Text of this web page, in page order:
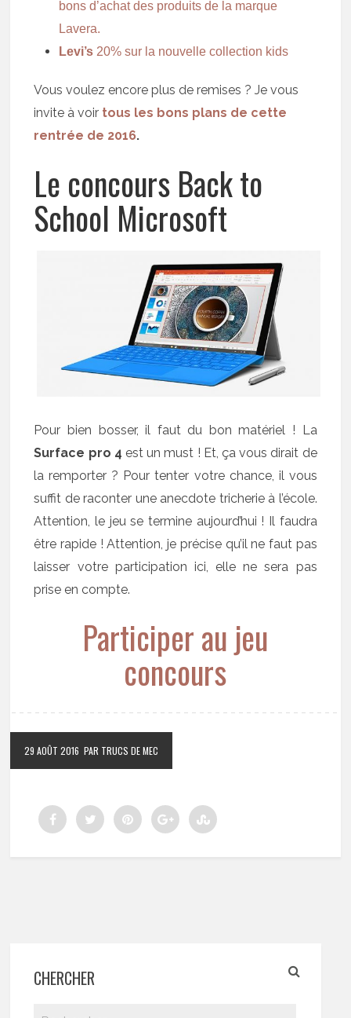
bons d’achat des produits de la marque
Lavera.
Levi’s 20% sur la nouvelle collection kids
Vous voulez encore plus de remises ? Je vous
invite à voir tous les bons plans de cette
rentrée de 2016.
Le concours Back to
School Microsoft
Pour bien bosser, il faut du bon matériel ! La
Surface pro 4 est un must ! Et, ça vous dirait de
la remporter ? Pour tenter votre chance, il vous
suffit de raconter une anecdote tricherie à l’école.
Attention, le jeu se termine aujourd’hui ! Il faudra
être rapide ! Attention, je précise qu’il ne faut pas
laisser votre participation ici, elle ne sera pas
prise en compte.
Participer au jeu
concours
29 AOÛT 2016 PAR TRUCS DE MEC
CHERCHER